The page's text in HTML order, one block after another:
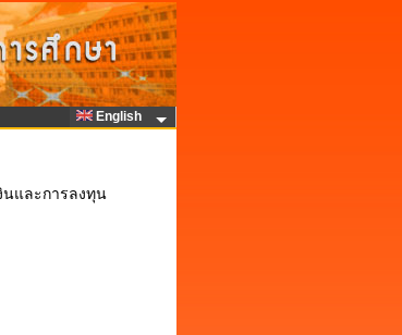
English
นและการลงทุน